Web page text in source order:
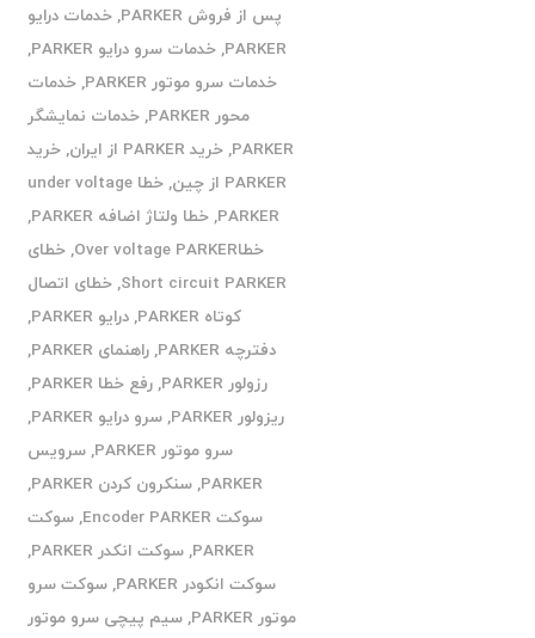
پس از فروش PARKER ,خدمات درایو
PARKER
,خدمات سرو درایو PARKER
,
خدمات سرو موتور PARKER
,خدمات
محور PARKER
,خدمات نمایشگر
PARKER
,خرید PARKER از ایران ,خرید
PARKER از چین
,
خطا under voltage
PARKER
,خطا ولتاژ اضافه PARKER
,
خطاOver voltage PARKER
,خطای
Short circuit PARKER
,خطای اتصال
کوتاه PARKER
,درایو PARKER
,
دفترچه PARKER
,راهنمای PARKER
,
رزولور PARKER
,رفع خطا PARKER
,
ریزولور PARKER
,سرو درایو PARKER
,
سرو موتور PARKER
,سرویس
PARKER
,سنکرون کردن PARKER
,
سوکت Encoder PARKER
,سوکت
PARKER
,سوکت انکدر PARKER
,
سوکت انکودر PARKER
,سوکت سرو
موتور PARKER
,سیم پیچی سرو موتور